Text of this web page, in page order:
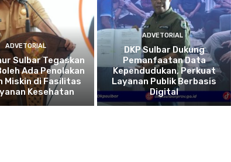
ADVETORIAL
Sulbar Tegaskan
Ada Penolakan
Miskin di Fasilitas
Kesehatan
ADVETORIAL
DKP Sulbar Dukung
Pemanfaatan Data
Kependudukan, Perkuat
Layanan Publik Berbasis
Digital